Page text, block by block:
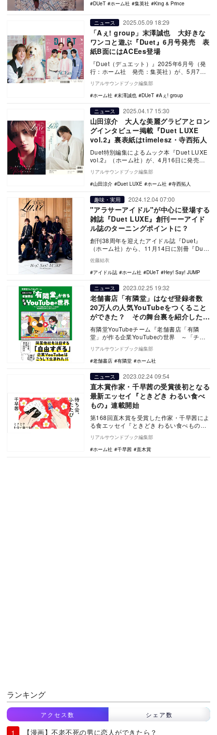
DUeT
ホーム社 集英社 King & Prince
ニュース 2025.05.09 18:29
「Aぇ! group」末澤誠也 大好きな
ワンコと遊ぶ『Duet』6月号発売 表
紙B面にはACEes登場
『Duet（デュエット）』2025年6月号（発
行：ホーム社 発売：集英社）が、5月7日
リアルサウンドブック編集部
ホーム社
末澤誠也 DUeT Aぇ! group
ニュース 2025.04.17 15:30
山田涼介 大人な美麗グラビアとロン
グインタビュー掲載『Duet LUXE
vol.2』裏表紙はtimelesz・寺西拓人
Duet特別編集によるムック本『Duet LUXE
vol.2』（ホーム社）が、4月16日に発売。
リアルサウンドブック編集部
山田涼介
Duet LUXE ホーム社 寺西拓人
趣味・実用 2024.12.04 07:00
"アラサーアイドル"が中心に登場する
雑誌『Duet LUXE』創刊ーーアイド
ル誌のターニングポイントに？
創刊38周年を迎えたアイドル誌『Duet』
（ホーム社）から、11月14日に別冊『Duet
LUXE』（デュエットリュクス）vo.…
佐藤結衣
アイドル誌
ホーム社 DUeT Hey! Say! JUMP
ニュース 2023.02.25 19:32
老舗書店「有隣堂」はなぜ登録者数
20万人の人気YouTubeをつくること
ができた？ その舞台裏を紹介した書
籍が面白い
有隣堂YouTubeチーム『老舗書店「有隣
堂」が作る企業YouTubeの世界 ～「チャ
ンネル登録」すら知らなかった社員が登録
者数…
リアルサウンドブック編集部
老舗書店
有隣堂 ホーム社
ニュース 2023.02.24 09:54
直木賞作家・千早茜の受賞後初となる
最新エッセイ『ときどき わるい食べ
もの』連載開始
第168回直木賞を受賞した作家・千早茜によ
る食エッセイ『ときどき わるい食べもの』
の連載をホーム社文芸図書編集部が運営す
る読みも…
リアルサウンドブック編集部
ホーム社
千早茜 直木賞
ランキング
アクセス数 シェア数
【漫画】不老不死の男に恋人ができたら？